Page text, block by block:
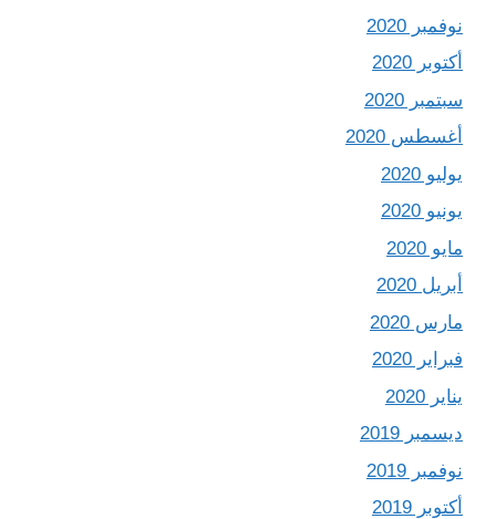
نوفمبر 2020
أكتوبر 2020
سبتمبر 2020
أغسطس 2020
يوليو 2020
يونيو 2020
مايو 2020
أبريل 2020
مارس 2020
فبراير 2020
يناير 2020
ديسمبر 2019
نوفمبر 2019
أكتوبر 2019